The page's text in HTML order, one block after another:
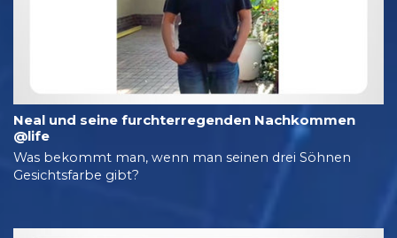
Neal und seine furchter­regenden Nachkommen
@life
Was bekommt man, wenn man seinen drei Söhnen
Gesichtsfarbe gibt?